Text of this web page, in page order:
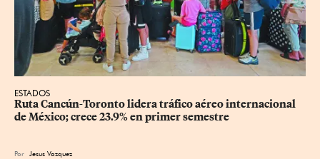
ESTADOS
Ruta Cancún-Toronto lidera tráfico aéreo internacional
de México; crece 23.9% en primer semestre
Por Jesus Vazquez